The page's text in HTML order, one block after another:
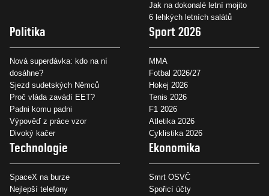
Jak na dokonalé letní mojito
6 lehkých letních salátů
Politika
Nová superdávka: kdo na ní
dosáhne?
Sjezd sudetských Němců
Proč vláda zavádí EET?
Padni komu padni
Výpověď z práce vzor
Divoký kačer
Sport 2026
MMA
Fotbal 2026/27
Hokej 2026
Tenis 2026
F1 2026
Atletika 2026
Cyklistika 2026
Technologie
SpaceX na burze
Nejlepší telefony
Ekonomika
Smrt OSVČ
Spořicí účty